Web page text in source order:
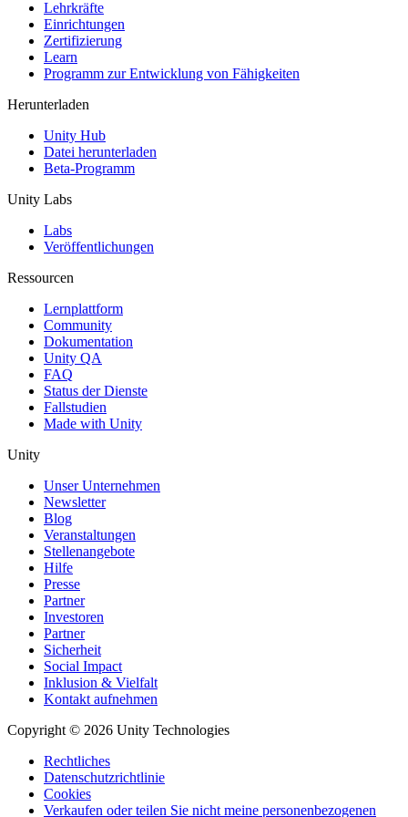
XR-Spiele
XR-Spiele plattformübergreifend starten
Multiplayer-Spiele
Vereinfachte Entwicklung von Multiplayer-Spielen
Lehrkräfte
Einrichtungen
Zertifizierung
Learn
Programm zur Entwicklung von Fähigkeiten
Herunterladen
Unity Hub
Datei herunterladen
Beta-Programm
Unity Labs
Labs
Veröffentlichungen
Ressourcen
Lernplattform
Community
Dokumentation
Unity QA
FAQ
Status der Dienste
Fallstudien
Made with Unity
Unity
Unser Unternehmen
Newsletter
Blog
Veranstaltungen
Stellenangebote
Hilfe
Presse
Partner
Investoren
Partner
Sicherheit
Social Impact
Inklusion & Vielfalt
Kontakt aufnehmen
Copyright © 2026 Unity Technologies
Rechtliches
Datenschutzrichtlinie
Cookies
Verkaufen oder teilen Sie nicht meine personenbezogenen